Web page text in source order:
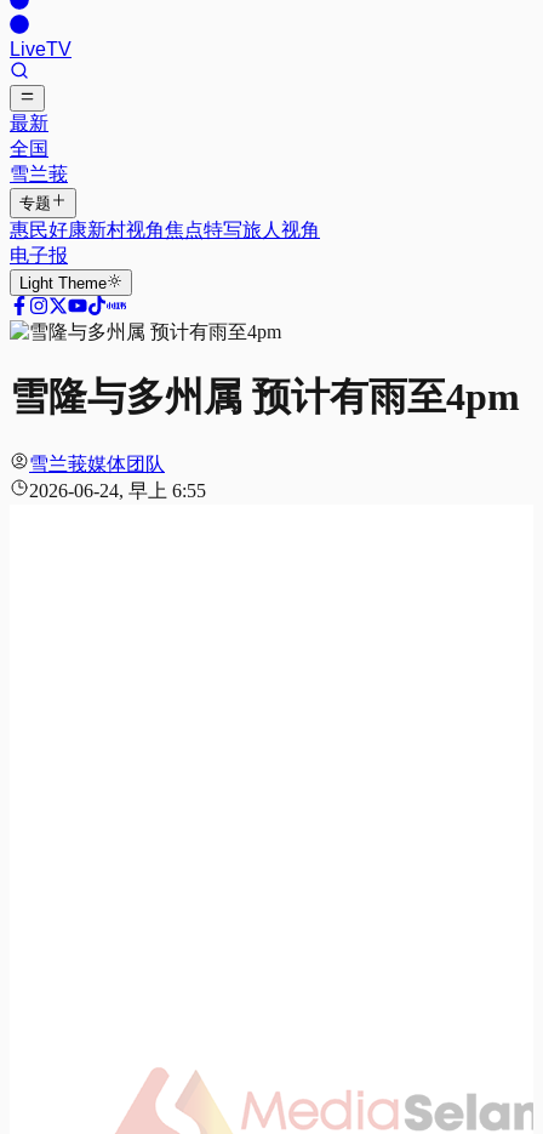
LiveTV
最新
全国
雪兰莪
专题
惠民好康新村视角焦点特写旅人视角
电子报
Light Theme
雪隆与多州属 预计有雨至4pm
雪兰莪媒体团队
2026-06-24, 早上 6:55